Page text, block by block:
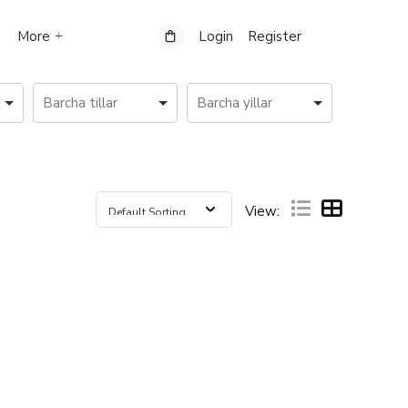
More Login Register
View: